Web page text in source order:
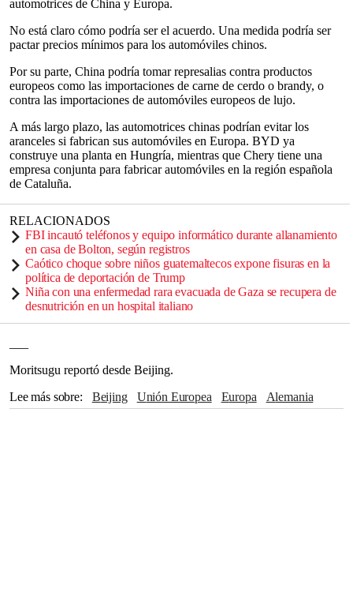
automotrices de China y Europa.
No está claro cómo podría ser el acuerdo. Una medida podría ser
pactar precios mínimos para los automóviles chinos.
Por su parte, China podría tomar represalias contra productos
europeos como las importaciones de carne de cerdo o brandy, o
contra las importaciones de automóviles europeos de lujo.
A más largo plazo, las automotrices chinas podrían evitar los
aranceles si fabrican sus automóviles en Europa. BYD ya
construye una planta en Hungría, mientras que Chery tiene una
empresa conjunta para fabricar automóviles en la región española
de Cataluña.
RELACIONADOS
FBI incautó teléfonos y equipo informático durante allanamiento
en casa de Bolton, según registros
Caótico choque sobre niños guatemaltecos expone fisuras en la
política de deportación de Trump
Niña con una enfermedad rara evacuada de Gaza se recupera de
desnutrición en un hospital italiano
Moritsugu reportó desde Beijing.
Lee más sobre
Beijing Unión Europea Europa
Alemania